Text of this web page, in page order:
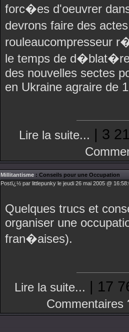
forc�es d'oeuvrer
devrons faire des
rouleaucompresseur
le temps de
des nouvelles sectes
en Ukraine agraire de
Lire la suite... | 3
Millitantisme : Conseils pour une Occupation
Postï¿½ par littlepunky le jeudi 26 mai 2005 @
Quelques trucs et
organiser une
fran�aises).
Lire la suite... | 17
Commentaires